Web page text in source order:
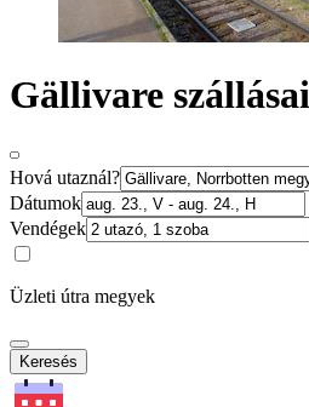
Gällivare szállásai
Hová utaznál?
Dátumok
Vendégek
Üzleti útra megyek
Keresés